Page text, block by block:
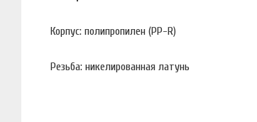
Корпус: полипропилен (PP-R)
Резьба: никелированная латунь